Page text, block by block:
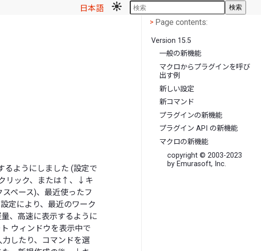
日本語 検索
るようにしました (設定で
リック、または↑、↓キ
ペース)、最近使ったフ
定により、最近のワーク
、高速に表示するように
ウィンドウを表示中で
したり、コマンドを選
< Page contents
> Page contents:
Version 15.5
一般の新機能
マクロからプラグインを呼び
出す例
新しい設定
新コマンド
プラグインの新機能
プラグイン API の新機能
マクロの新機能
copyright © 2003-2023
by Emurasoft, Inc.